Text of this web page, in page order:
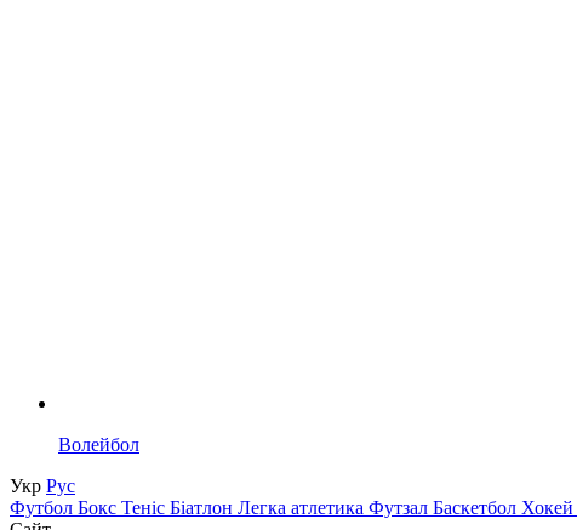
Волейбол
Укр Рус
Футбол Бокс Теніс Біатлон Легка атлетика Футзал Баскетбол Хокей